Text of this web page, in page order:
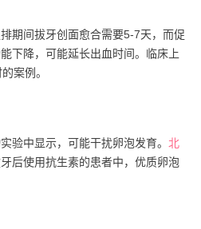
期间拔牙创面愈合需要5-7天，而促
下降，可能延长出血时间。临床上
案例。
验中显示，可能干扰卵泡发育。 北
后使用抗生素的患者中，优质卵泡